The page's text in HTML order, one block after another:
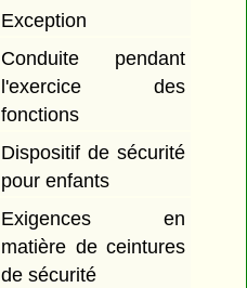
Exception
Conduite pendant
l'exercice des
fonctions
Dispositif de sécurité
pour enfants
Exigences en
matière de ceintures
de sécurité